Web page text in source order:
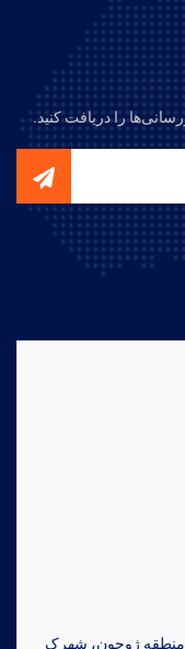
را دریافت کنید.
منطقه ژوچون، شهرک